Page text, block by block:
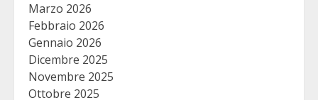
Marzo 2026
Febbraio 2026
Gennaio 2026
Dicembre 2025
Novembre 2025
Ottobre 2025